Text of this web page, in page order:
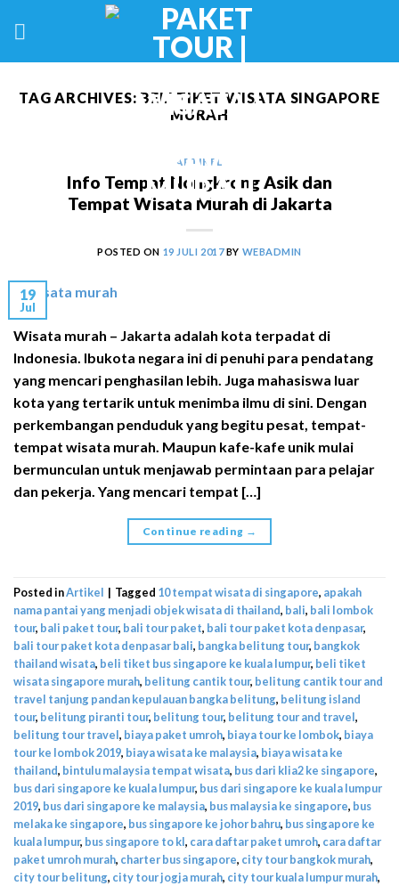
TAG ARCHIVES: BELI TIKET WISATA SINGAPORE
MURAH
ARTIKEL
Info Tempat Nongkrong Asik dan
Tempat Wisata Murah di Jakarta
POSTED ON 19 JULI 2017BY WEBADMIN
19
Jul
Wisata murah – Jakarta adalah kota terpadat di
Indonesia. Ibukota negara ini di penuhi para pendatang
yang mencari penghasilan lebih. Juga mahasiswa luar
kota yang tertarik untuk menimba ilmu di sini. Dengan
perkembangan penduduk yang begitu pesat, tempat-
tempat wisata murah. Maupun kafe-kafe unik mulai
bermunculan untuk menjawab permintaan para pelajar
dan pekerja. Yang mencari tempat […]
Continue reading →
Posted inArtikel | Tagged 10 tempat wisata di singapore, apakah
nama pantai yang menjadi objek wisata di thailand, bali, bali lombok
tour, bali paket tour, bali tour paket, bali tour paket kota denpasar,
bali tour paket kota denpasar bali, bangka belitung tour, bangkok
thailand wisata, beli tiket bus singapore ke kuala lumpur, beli tiket
wisata singapore murah, belitung cantik tour, belitung cantik tour and
travel tanjung pandan kepulauan bangka belitung, belitung island
tour, belitung piranti tour, belitung tour, belitung tour and travel,
belitung tour travel, biaya paket umroh, biaya tour ke lombok, biaya
tour ke lombok 2019, biaya wisata ke malaysia, biaya wisata ke
thailand, bintulu malaysia tempat wisata, bus dari klia2 ke singapore,
bus dari singapore ke kuala lumpur, bus dari singapore ke kuala lumpur
2019, bus dari singapore ke malaysia, bus malaysia ke singapore, bus
melaka ke singapore, bus singapore ke johor bahru, bus singapore ke
kuala lumpur, bus singapore to kl, cara daftar paket umroh, cara daftar
paket umroh murah, charter bus singapore, city tour bangkok murah,
city tour belitung, city tour jogja murah, city tour kuala lumpur murah,